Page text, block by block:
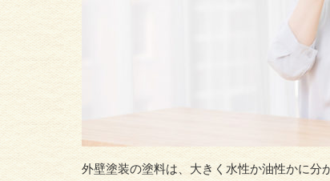
外壁塗装の塗料は、大きく水性か油性かに分